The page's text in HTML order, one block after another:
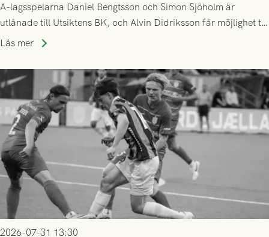
A-lagsspelarna Daniel Bengtsson och Simon Sjöholm är
utlånade till Utsiktens BK, och Alvin Didriksson får möjlighet till
speltid i Hestrafors genom föreningssamarbete.
Läs mer
2026-07-31 13:30